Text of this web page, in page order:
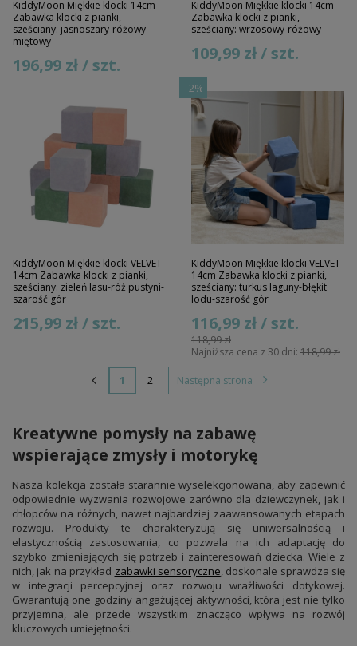
KiddyMoon Miękkie klocki 14cm
Zabawka klocki z pianki,
sześciany: jasnoszary-różowy-
miętowy
196,99 zł / szt.
KiddyMoon Miękkie klocki 14cm
Zabawka klocki z pianki,
sześciany: wrzosowy-różowy
109,99 zł / szt.
KiddyMoon Miękkie klocki VELVET
14cm Zabawka klocki z pianki,
sześciany: zieleń lasu-róż pustyni-
szarość gór
215,99 zł / szt.
-2%
KiddyMoon Miękkie klocki VELVET
14cm Zabawka klocki z pianki,
sześciany: turkus laguny-błękit
lodu-szarość gór
118,99 zł
116,99 zł / szt.
Najniższa cena z 30 dni: 118,99 zł
1 2 Następna strona
Kreatywne pomysły na zabawę
wspierające zmysły i motorykę
Nasza kolekcja została starannie wyselekcjonowana, aby zapewnić
odpowiednie wyzwania rozwojowe zarówno dla dziewczynek, jak i
chłopców na różnych, nawet najbardziej zaawansowanych etapach
rozwoju. Produkty te charakteryzują się uniwersalnością i
elastycznością zastosowania, co pozwala na ich adaptację do
szybko zmieniających się potrzeb i zainteresowań dziecka. Wiele z
nich, jak na przykład zabawki sensoryczne, doskonale sprawdza się
w integracji percepcyjnej oraz rozwoju wrażliwości dotykowej.
Gwarantują one godziny angażującej aktywności, która jest nie tylko
przyjemna, ale przede wszystkim znacząco wpływa na rozwój
kluczowych umiejętności.